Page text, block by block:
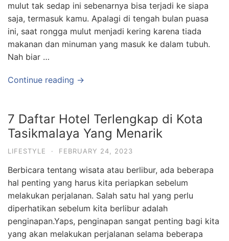
mulut tak sedap ini sebenarnya bisa terjadi ke siapa
saja, termasuk kamu. Apalagi di tengah bulan puasa
ini, saat rongga mulut menjadi kering karena tiada
makanan dan minuman yang masuk ke dalam tubuh.
Nah biar …
Continue reading →
7 Daftar Hotel Terlengkap di Kota
Tasikmalaya Yang Menarik
LIFESTYLE · FEBRUARY 24, 2023
Berbicara tentang wisata atau berlibur, ada beberapa
hal penting yang harus kita periapkan sebelum
melakukan perjalanan. Salah satu hal yang perlu
diperhatikan sebelum kita berlibur adalah
penginapan.Yaps, penginapan sangat penting bagi kita
yang akan melakukan perjalanan selama beberapa